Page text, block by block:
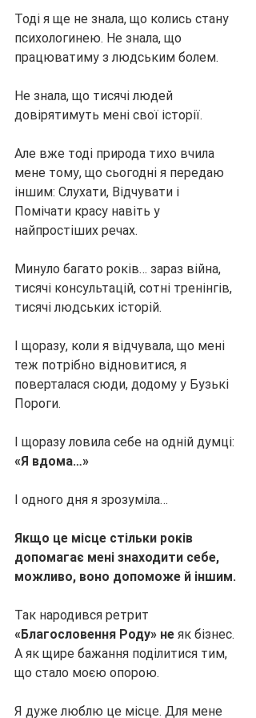
Тоді я ще не знала, що колись стану
психологинею. Не знала, що
працюватиму з людським болем.
Не знала, що тисячі людей
довірятимуть мені свої історії.
Але вже тоді природа тихо вчила
мене тому, що сьогодні я передаю
іншим: Слухати, Відчувати і
Помічати красу навіть у
найпростіших речах.
Минуло багато років… зараз війна,
тисячі консультацій, сотні тренінгів,
тисячі людських історій.
І щоразу, коли я відчувала, що мені
теж потрібно відновитися, я
поверталася сюди, додому у Бузькі
Пороги.
І щоразу ловила себе на одній думці:
«Я вдома…»
І одного дня я зрозуміла…
Якщо це місце стільки років
допомагає мені знаходити себе,
можливо, воно допоможе й іншим.
Так народився ретрит
«Благословення Роду» не як бізнес.
А як щире бажання поділитися тим,
що стало моєю опорою.
Я дуже люблю це місце. Для мене